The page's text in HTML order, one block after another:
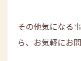
その他気になる
ら、お気軽にお